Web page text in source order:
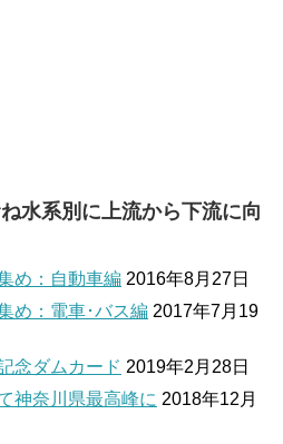
水系別に上流から下流に向
め：自動車編 2016年8月27日
め：電車･バス編 2017年7月19
念ダムカード 2019年2月28日
神奈川県最高峰に 2018年12月